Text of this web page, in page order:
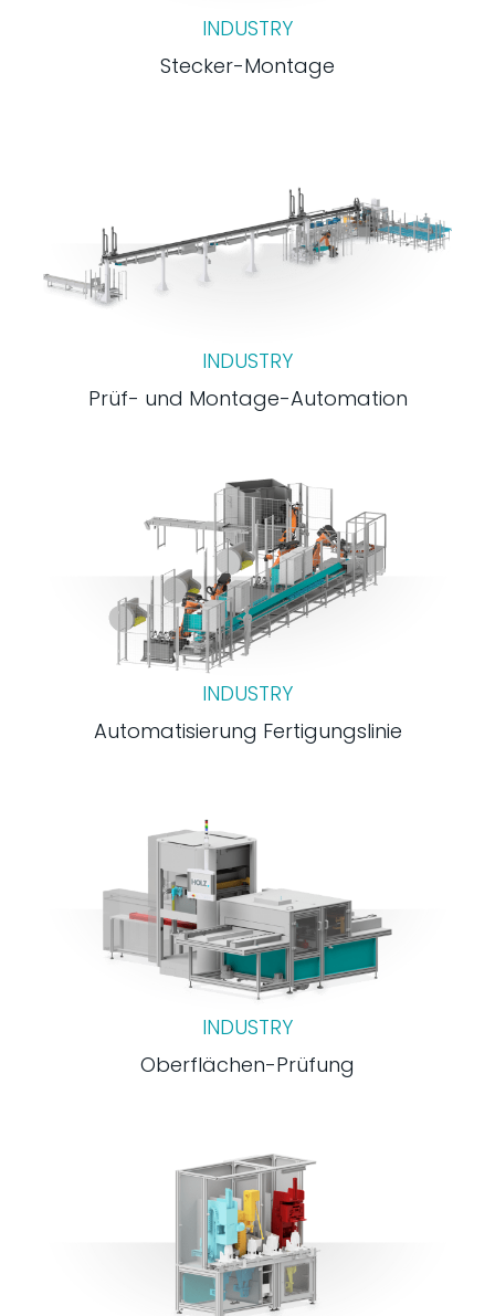
INDUSTRY
Stecker-Montage
INDUSTRY
Prüf- und Montage-Automation
INDUSTRY
Automatisierung Fertigungslinie
INDUSTRY
Oberflächen-Prüfung